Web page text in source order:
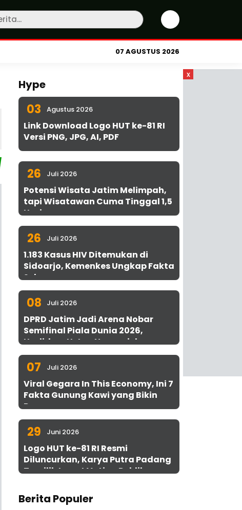
07 AGUSTUS 2026
x
Hype
03 Agustus 2026
Link Download Logo HUT ke-81 RI
Versi PNG, JPG, AI, PDF
26 Juli 2026
Potensi Wisata Jatim Melimpah,
tapi Wisatawan Cuma Tinggal 1,5
Hari
26 Juli 2026
1.183 Kasus HIV Ditemukan di
Sidoarjo, Kemenkes Ungkap Fakta
Sebenarnya
08 Juli 2026
DPRD Jatim Jadi Arena Nobar
Semifinal Piala Dunia 2026,
Hadirkan Uston Nawawi dan
UMKM Gratis untuk 1.000 Warga
07 Juli 2026
Viral Gegara In This Economy, Ini 7
Fakta Gunung Kawi yang Bikin
Penasaran
29 Juni 2026
Logo HUT ke-81 RI Resmi
Diluncurkan, Karya Putra Padang
Terpilih Lewat Voting Publik
Berita Populer